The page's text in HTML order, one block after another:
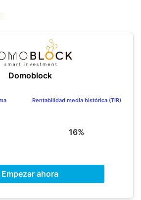
Domoblock
Rentabilidad media histórica (TIR)
16%
Empezar ahora